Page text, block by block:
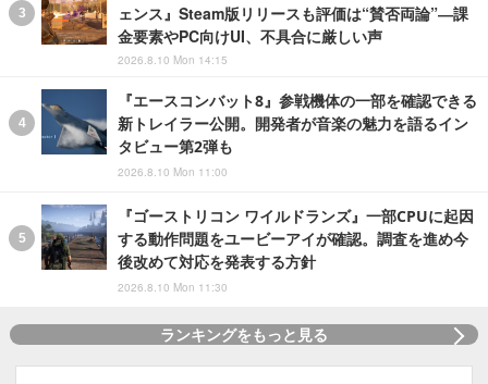
ェンス』Steam版リリースも評価は“賛否両論”―課
金要素やPC向けUI、不具合に厳しい声
2026.8.10 Mon 14:15
『エースコンバット8』参戦機体の一部を確認できる
新トレイラー公開。開発者が音楽の魅力を語るイン
タビュー第2弾も
2026.8.10 Mon 11:00
『ゴーストリコン ワイルドランズ』一部CPUに起因
する動作問題をユービーアイが確認。調査を進め今
後改めて対応を発表する方針
2026.8.10 Mon 11:30
ランキングをもっと見る